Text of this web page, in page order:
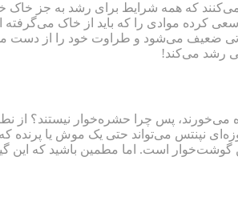
که همه شرایط برای رشد به جز خاک
کرده موادی را که باید از خاک
مدتی ضعیف می‌شود و طراوت خود را از
رشد می‌کند!
می‌خورند، پس چرا حشره‌خوار نیستند؟
نپنتس می‌تواند حتی یک موش یا
است. اما مطمین باشید که این